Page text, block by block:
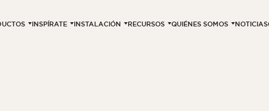
INSPÍRATE INSTALACIÓN RECURSOS QUIÉNES SOMOS NOTICIAS